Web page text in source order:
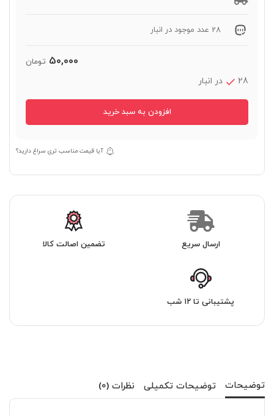
28 عدد موجود در انبار
50,000 تومان
28 در انبار
افزودن به سبد خرید
آیا قیمت مناسب تری سراغ دارید؟
ارسال سریع تضمین اصالت کالا
پشتیبانی تا ۱۲ شب
توضیحات توضیحات تکمیلی نظرات (0)